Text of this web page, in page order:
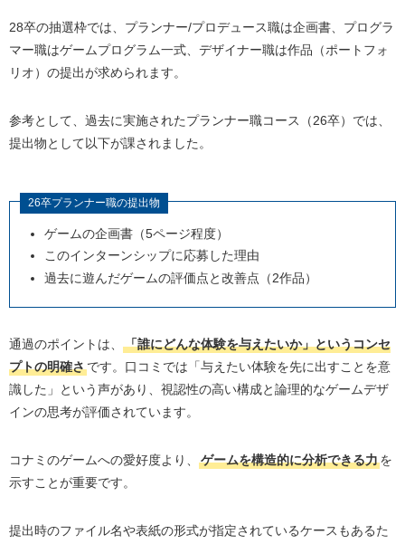
28卒の抽選枠では、プランナー/プロデュース職は企画書、プログラ
マー職はゲームプログラム一式、デザイナー職は作品（ポートフォ
リオ）の提出が求められます。
参考として、過去に実施されたプランナー職コース（26卒）では、
提出物として以下が課されました。
26卒プランナー職の提出物
ゲームの企画書（5ページ程度）
このインターンシップに応募した理由
過去に遊んだゲームの評価点と改善点（2作品）
通過のポイントは、
「誰にどんな体験を与えたいか」というコンセ
プトの明確さです。口コミでは「与えたい体験を先に出すことを意
識した」という声があり、視認性の高い構成と論理的なゲームデザ
インの思考が評価されています。
コナミのゲームへの愛好度より、 ゲームを構造的に分析できる力を
示すことが重要です。
提出時のファイル名や表紙の形式が指定されているケースもあるた